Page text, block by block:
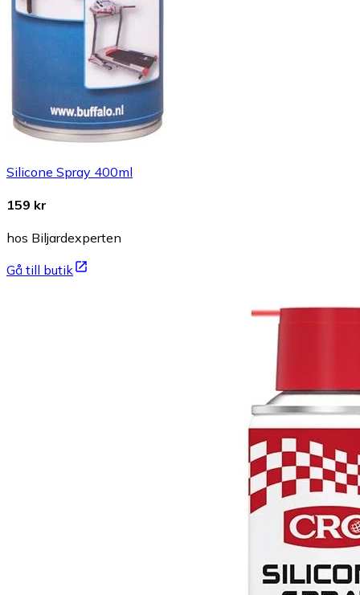
Silicone Spray 400ml
159 kr
hos Biljardexperten
Gå till butik